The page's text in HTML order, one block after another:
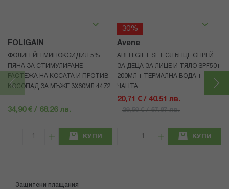
FOLIGAIN
ФОЛИГЕЙН МИНОКСИДИЛ 5%
ПЯНА ЗА СТИМУЛИРАНЕ
РАСТЕЖА НА КОСАТА И ПРОТИВ
КОСОПАД ЗА МЪЖЕ 3X60МЛ 4472
34,90 € / 68.26 лв.
КУПИ
30%
Avene
АВЕН GIFT SET СЛЪНЦЕ СПРЕЙ
ЗА ДЕЦА ЗА ЛИЦЕ И ТЯЛО SPF50+
200МЛ + ТЕРМАЛНА ВОДА +
ЧАНТА
20,71 € / 40.51 лв.
29,59 € / 57.87 лв.
КУПИ
Защитени плащания